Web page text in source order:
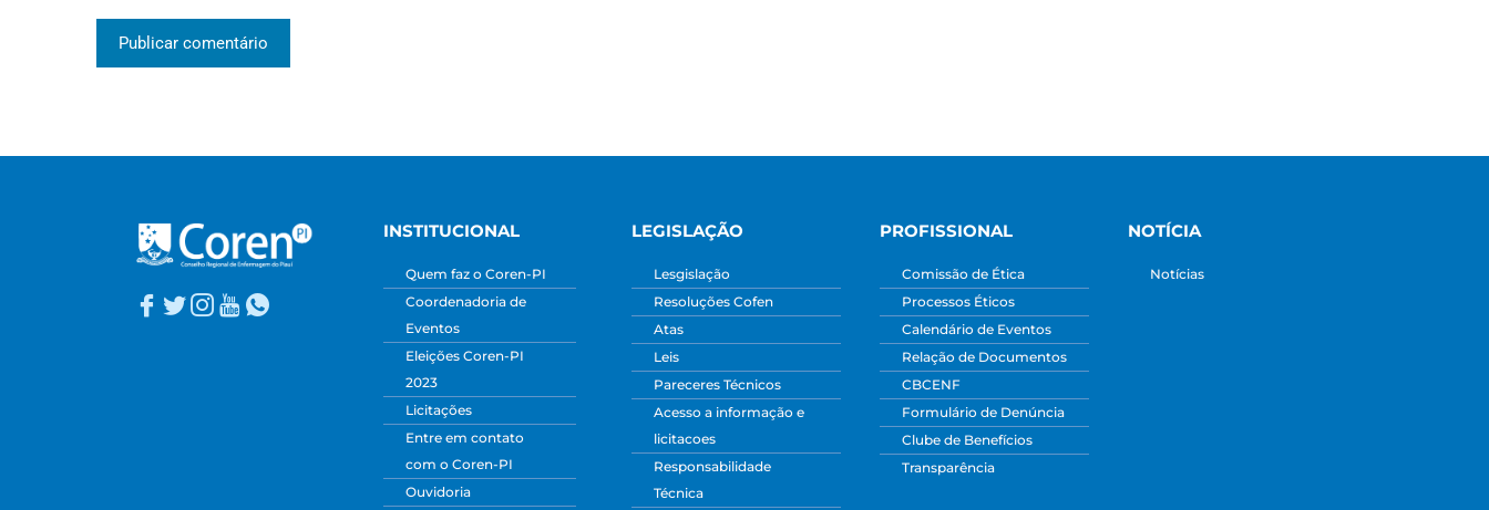
INSTITUCIONAL
Quem faz o Coren-PI
Coordenadoria de
Eventos
Eleições Coren-PI
2023
Licitações
Entre em contato
com o Coren-PI
Ouvidoria
LEGISLAÇÃO
Lesgislação
Resoluções Cofen
Atas
Leis
Pareceres Técnicos
Acesso a informação e
licitacoes
Responsabilidade
Técnica
PROFISSIONAL
Comissão de Ética
Processos Éticos
Calendário de Eventos
Relação de Documentos
CBCENF
Formulário de Denúncia
Clube de Benefícios
Transparência
NOTÍCIA
Notícias